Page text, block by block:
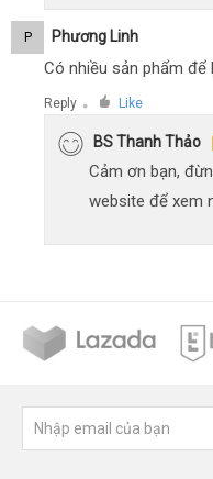
P Phương Linh
Có nhiều sản phẩm để
Reply ● Like
BS Thanh Thảo
Cảm ơn bạn,
website để xem